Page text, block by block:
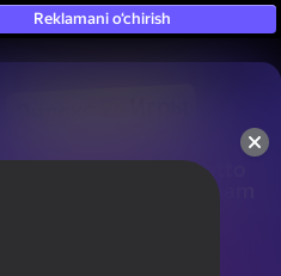
Reklamani o‘chirish
eng yaxshi o‘yinlar, hatto
odamlar ham